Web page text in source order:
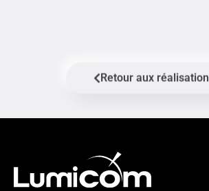
Retour aux réalisations